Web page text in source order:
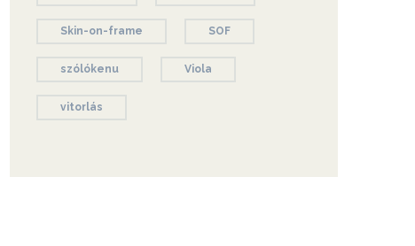
Skin-on-frame SOF
szólókenu Viola
vitorlás